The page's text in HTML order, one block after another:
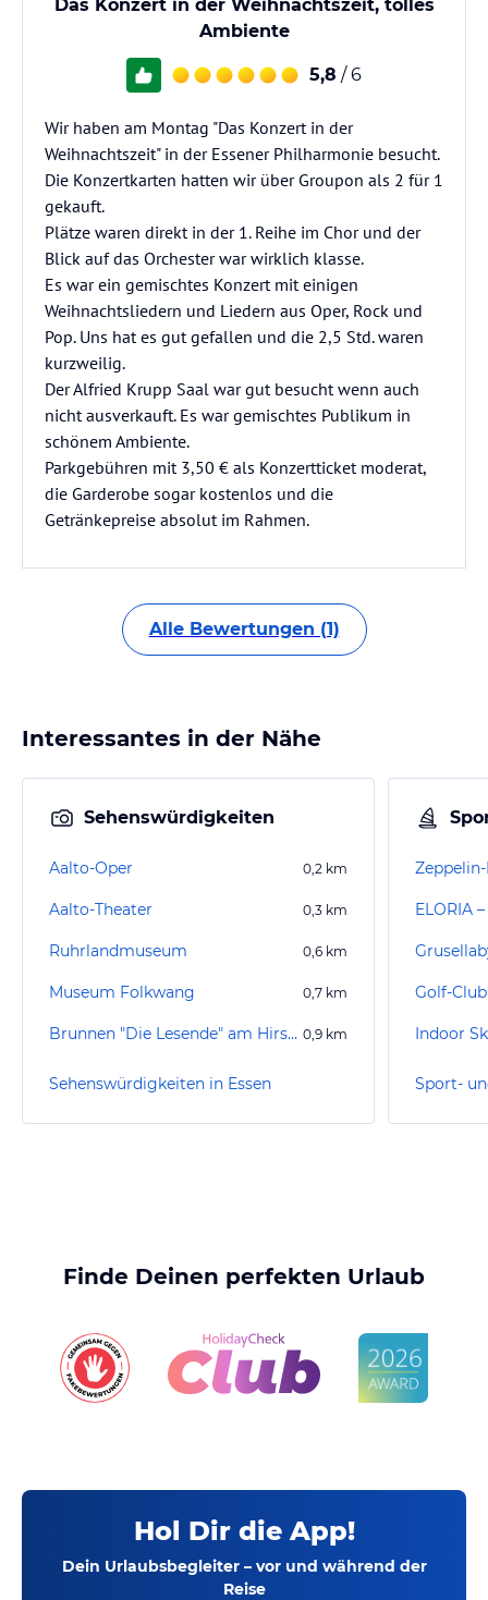
Das Konzert in der Weihnachtszeit, tolles
Ambiente
5,8 / 6
Wir haben am Montag "Das Konzert in der
Weihnachtszeit" in der Essener Philharmonie besucht.
Die Konzertkarten hatten wir über Groupon als 2 für 1
gekauft.
Plätze waren direkt in der 1. Reihe im Chor und der
Blick auf das Orchester war wirklich klasse.
Es war ein gemischtes Konzert mit einigen
Weihnachtsliedern und Liedern aus Oper, Rock und
Pop. Uns hat es gut gefallen und die 2,5 Std. waren
kurzweilig.
Der Alfried Krupp Saal war gut besucht wenn auch
nicht ausverkauft. Es war gemischtes Publikum in
schönem Ambiente.
Parkgebühren mit 3,50 € als Konzertticket moderat,
die Garderobe sogar kostenlos und die
Getränkepreise absolut im Rahmen.
Alle Bewertungen (1)
Interessantes in der Nähe
Sehenswürdigkeiten
Aalto-Oper 0,2 km
Aalto-Theater 0,3 km
Ruhrlandmuseum 0,6 km
Museum Folkwang 0,7 km
Brunnen "Die Lesende" am Hirschlandplatz 0,9 km
Sehenswürdigkeiten in Essen
ELORIA
Golf-Club
Indoor
Sport-
Finde Deinen perfekten Urlaub
Hol Dir die App!
Dein Urlaubsbegleiter – vor und während der
Reise